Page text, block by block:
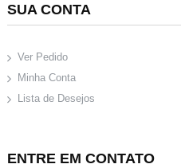
SUA CONTA
Ver Pedido
Minha Conta
Lista de Desejos
ENTRE EM CONTATO